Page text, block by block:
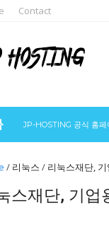
Contact
JP-HOSTING 공식 홈페
/ 리눅스 / 리눅스재단,
스재단, 기업